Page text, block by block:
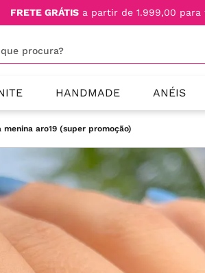
FRETE GRÁTIS a partir de 1.999,00 para
HANDMADE ANÉIS
aro19 (super promoção)